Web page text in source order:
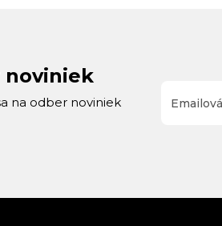
noviniek
na odber noviniek